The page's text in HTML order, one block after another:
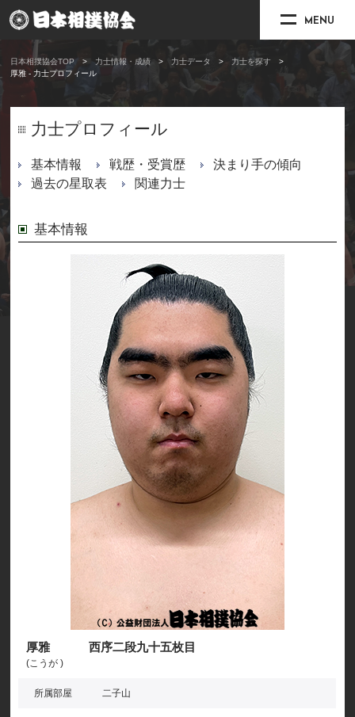
MENU
日本相撲協会TOP 力士情報・成績 力士データ
力士を探す
厚雅 - 力士プロフィール
力士プロフィール
基本情報 戦歴・受賞歴
決まり手の傾向
過去の星取表
関連力士
基本情報
厚雅 西序二段九十五枚目
(こうが )
所属部屋 二子山